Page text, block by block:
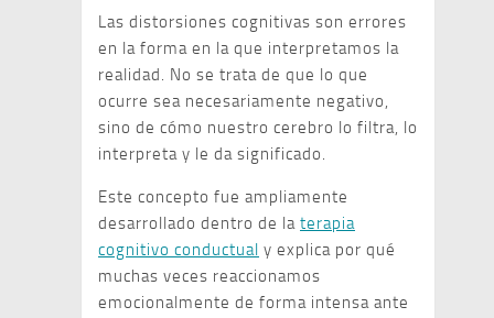
Las distorsiones cognitivas son errores
en la forma en la que interpretamos la
realidad. No se trata de que lo que
ocurre sea necesariamente negativo,
sino de cómo nuestro cerebro lo filtra, lo
interpreta y le da significado.
Este concepto fue ampliamente
desarrollado dentro de la terapia
cognitivo conductual y explica por qué
muchas veces reaccionamos
emocionalmente de forma intensa ante